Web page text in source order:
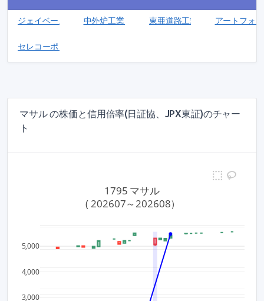
ジェイベース(5073)中外炉工業(1964) 東亜道路工業(1882)アートフォ
セレコーポレーション(5078)
マサル の株価と信用倍率(日証協、JPX東証)のチャー
ト
3,000
4,000
5,000
1795 マサル
( 202607～202608）